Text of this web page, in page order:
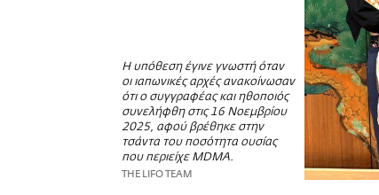
Η υπόθεση έγινε γνωστή όταν
οι ιαπωνικές αρχές ανακοίνωσαν
ότι ο συγγραφέας και ηθοποιός
συνελήφθη στις 16 Νοεμβρίου
2025, αφού βρέθηκε στην
τσάντα του ποσότητα ουσίας
που περιείχε MDMA.
THE LIFO TEAM